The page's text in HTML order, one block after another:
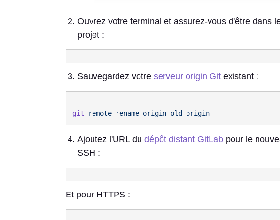
Ouvrez votre terminal et assurez-vous d'être dans
projet :
Sauvegardez votre serveur origin Gitexistant :
git remote rename origin old-origin
Ajoutez l'URL du dépôt distant GitLabpour le
SSH :
Et pour HTTPS :